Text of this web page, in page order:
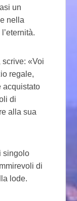
un
nella
scrive: «Voi
regale,
acquistato
di
alla sua
singolo
di
lode.